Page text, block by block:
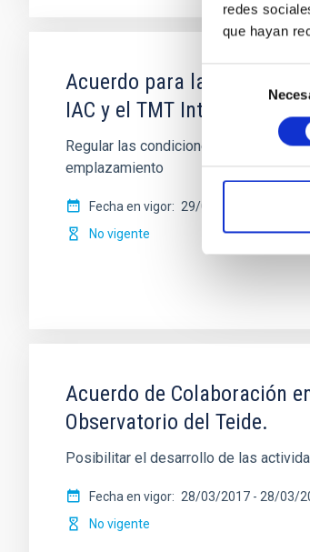
redes
que hayan
consentimiento
Acuerdo para la
IAC y el TMT International
Regular las condiciones para la
emplazamiento
Fecha en vigor 29/03/2017
29/03/
No vigente
Acuerdo de Colaboración
Observatorio del Teide.
Posibilitar el desarrollo de las
Fecha en vigor 28/03/2017 - 28/03/
No vigente